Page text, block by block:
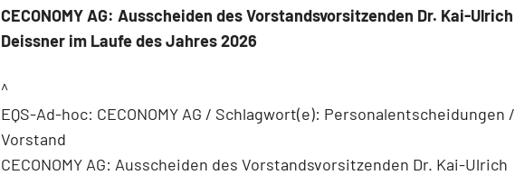
CECONOMY AG: Ausscheiden des Vorstandsvorsitzenden Dr. Kai-Ulrich
Deissner im Laufe des Jahres 2026
^
EQS-Ad-hoc: CECONOMY AG / Schlagwort(e): Personalentscheidungen /
Vorstand
CECONOMY AG: Ausscheiden des Vorstandsvorsitzenden Dr. Kai-Ulrich